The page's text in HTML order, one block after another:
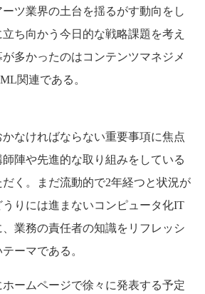
ツ業界の土台を揺るがす動向をし
ち向かう今日的な戦略課題を考え
多かったのはコンテンツマネジメ
関連である。
なければならない重要事項に焦点
陣や先進的な取り組みをしている
く。まだ流動的で2年経つと状況が
りには進まないコンピュータ化IT
業務の責任者の知識をリフレッシ
ーマである。
ームページで徐々に発表する予定